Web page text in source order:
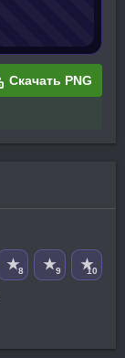
Скачать PNG
★8 ★9 ★10